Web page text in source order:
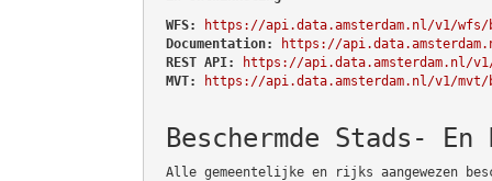
WFS:
https://api.data.amsterdam.nl/v1/wfs/
Documentation:
https://
REST API:
https://api.data.amsterdam.nl/v1/
MVT:
https://api.data.amsterdam.nl/v1/mvt/
Beschermde Stads-
Alle gemeentelijke en rijks aangewezen